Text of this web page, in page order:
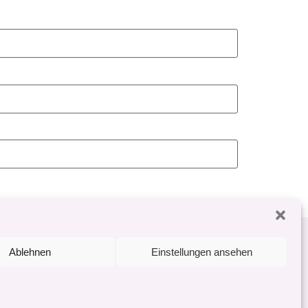
Ablehnen Einstellungen ansehen